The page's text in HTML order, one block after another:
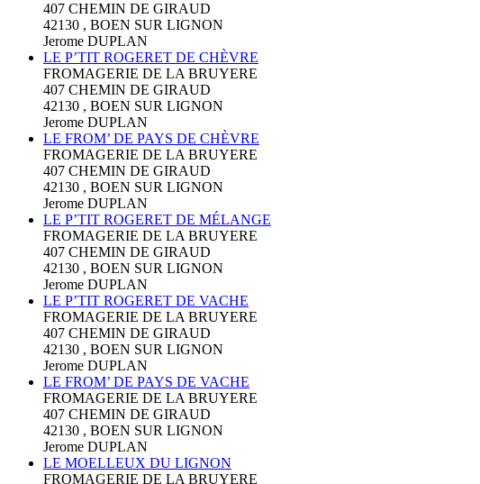
407 CHEMIN DE GIRAUD
42130 , BOEN SUR LIGNON
Jerome DUPLAN
LE P’TIT ROGERET DE CHÈVRE
FROMAGERIE DE LA BRUYERE
407 CHEMIN DE GIRAUD
42130 , BOEN SUR LIGNON
Jerome DUPLAN
LE FROM’ DE PAYS DE CHÈVRE
FROMAGERIE DE LA BRUYERE
407 CHEMIN DE GIRAUD
42130 , BOEN SUR LIGNON
Jerome DUPLAN
LE P’TIT ROGERET DE MÉLANGE
FROMAGERIE DE LA BRUYERE
407 CHEMIN DE GIRAUD
42130 , BOEN SUR LIGNON
Jerome DUPLAN
LE P’TIT ROGERET DE VACHE
FROMAGERIE DE LA BRUYERE
407 CHEMIN DE GIRAUD
42130 , BOEN SUR LIGNON
Jerome DUPLAN
LE FROM’ DE PAYS DE VACHE
FROMAGERIE DE LA BRUYERE
407 CHEMIN DE GIRAUD
42130 , BOEN SUR LIGNON
Jerome DUPLAN
LE MOELLEUX DU LIGNON
FROMAGERIE DE LA BRUYERE